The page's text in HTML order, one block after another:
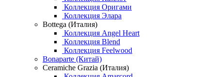
Коллекция Оригами
Коллекция Элара
Bottega (Италия)
Коллекция Angel Heart
Коллекция Blend
Коллекция Feelwood
Bonaparte (Китай)
Ceramiche Grazia (Италия)